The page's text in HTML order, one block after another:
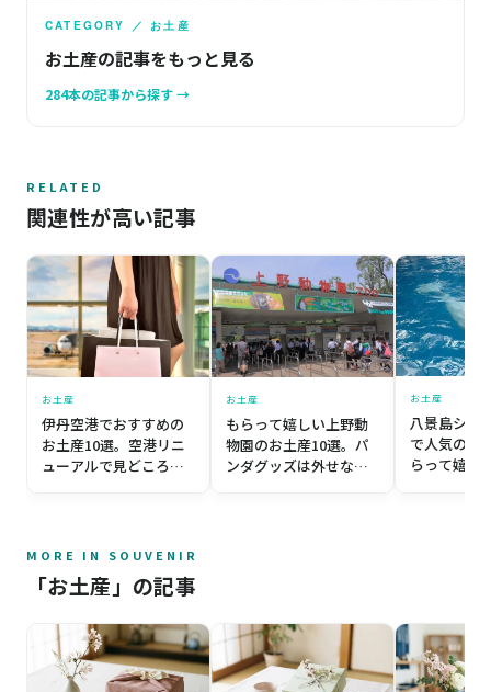
CATEGORY ／ お土産
お土産の記事をもっと見る
284本の記事から探す →
RELATED
関連性が高い記事
お土産
伊丹空港でおすすめの
お土産10選。空港リニ
ューアルで見どころい
お土産
もらって嬉しい上野動
物園のお土産10選。パ
ンダグッズは外せな
お土産
八景島シー
で人気のお
らって嬉し
MORE IN SOUVENIR
「お土産」の記事